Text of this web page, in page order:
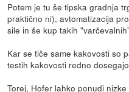
Potem je tu še tipska gradnja
praktično ni), avtomatizacija
sile in še kup takih
Kar se tiče same kakovosti so
testih kakovosti redno
Torej, Hofer lahko ponudi